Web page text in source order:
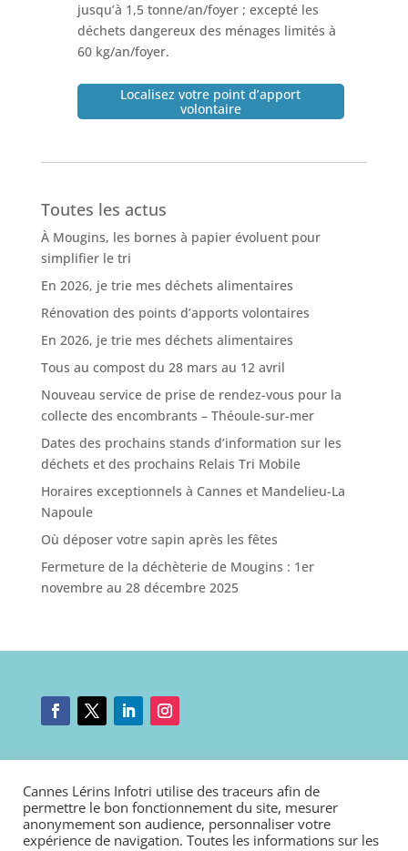
jusqu’à 1,5 tonne/an/foyer ; excepté les
déchets dangereux des ménages limités à
60 kg/an/foyer.
Localisez votre point d’apport
volontaire
Toutes les actus
À Mougins, les bornes à papier évoluent pour
simplifier le tri
En 2026, je trie mes déchets alimentaires
Rénovation des points d’apports volontaires
En 2026, je trie mes déchets alimentaires
Tous au compost du 28 mars au 12 avril
Nouveau service de prise de rendez-vous pour la
collecte des encombrants – Théoule-sur-mer
Dates des prochains stands d’information sur les
déchets et des prochains Relais Tri Mobile
Horaires exceptionnels à Cannes et Mandelieu-La
Napoule
Où déposer votre sapin après les fêtes
Fermeture de la déchèterie de Mougins : 1er
novembre au 28 décembre 2025
Politique de cookies|Déclaration d’accessibilité
Cannes Lérins Infotri utilise des traceurs afin de
permettre le bon fonctionnement du site, mesurer
anonymement son audience, personnaliser votre
expérience de navigation. Toutes les informations sur les